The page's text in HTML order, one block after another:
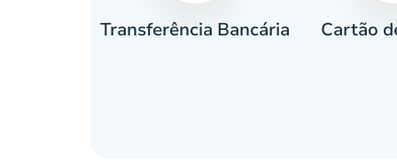
Transferência Bancária Cartão